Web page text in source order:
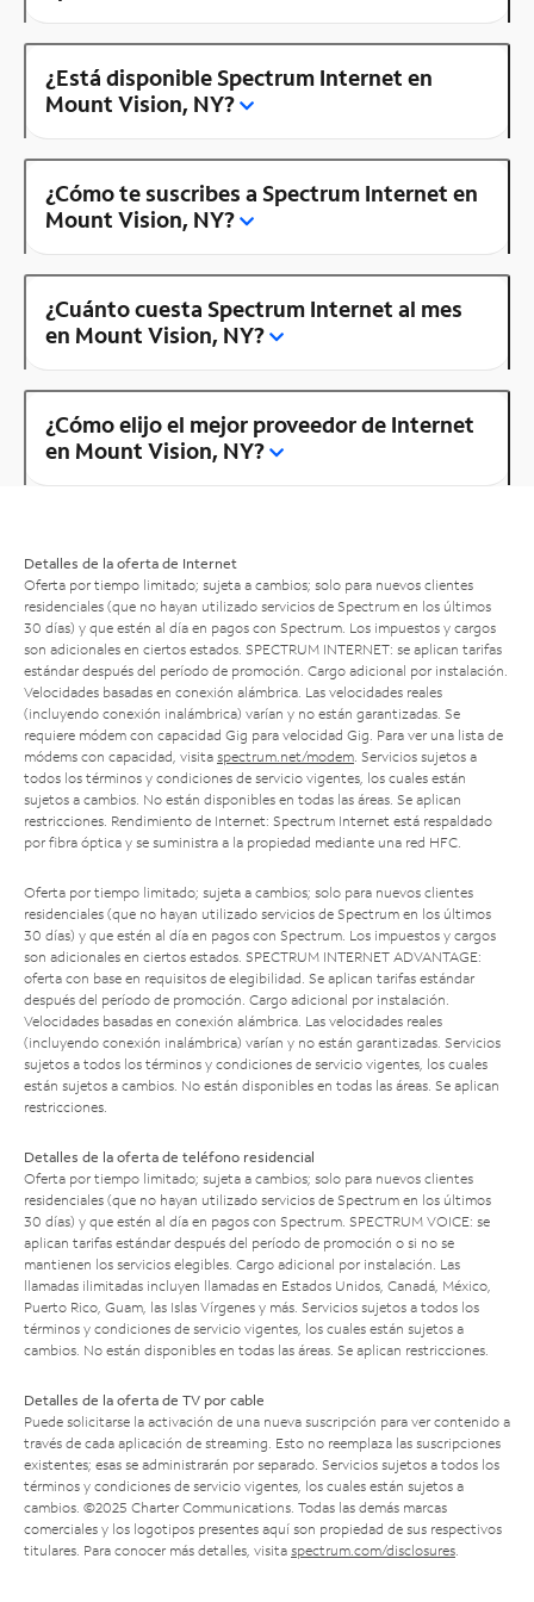
¿Está disponible Spectrum Internet en
Mount Vision, NY?
¿Cómo te suscribes a Spectrum Internet en
Mount Vision, NY?
¿Cuánto cuesta Spectrum Internet al mes
en Mount Vision, NY?
¿Cómo elijo el mejor proveedor de Internet
en Mount Vision, NY?
Detalles de la oferta de Internet
Oferta por tiempo limitado; sujeta a cambios; solo para nuevos clientes
residenciales (que no hayan utilizado servicios de Spectrum en los últimos
30 días) y que estén al día en pagos con Spectrum. Los impuestos y cargos
son adicionales en ciertos estados. SPECTRUM INTERNET: se aplican tarifas
estándar después del período de promoción. Cargo adicional por instalación.
Velocidades basadas en conexión alámbrica. Las velocidades reales
(incluyendo conexión inalámbrica) varían y no están garantizadas. Se
requiere módem con capacidad Gig para velocidad Gig. Para ver una lista de
módems con capacidad, visita spectrum.net/modem . Servicios sujetos a
todos los términos y condiciones de servicio vigentes, los cuales están
sujetos a cambios. No están disponibles en todas las áreas. Se aplican
restricciones. Rendimiento de Internet: Spectrum Internet está respaldado
por fibra óptica y se suministra a la propiedad mediante una red HFC.
Oferta por tiempo limitado; sujeta a cambios; solo para nuevos clientes
residenciales (que no hayan utilizado servicios de Spectrum en los últimos
30 días) y que estén al día en pagos con Spectrum. Los impuestos y cargos
son adicionales en ciertos estados. SPECTRUM INTERNET ADVANTAGE:
oferta con base en requisitos de elegibilidad. Se aplican tarifas estándar
después del período de promoción. Cargo adicional por instalación.
Velocidades basadas en conexión alámbrica. Las velocidades reales
(incluyendo conexión inalámbrica) varían y no están garantizadas. Servicios
sujetos a todos los términos y condiciones de servicio vigentes, los cuales
están sujetos a cambios. No están disponibles en todas las áreas. Se aplican
restricciones.
Detalles de la oferta de teléfono residencial
Oferta por tiempo limitado; sujeta a cambios; solo para nuevos clientes
residenciales (que no hayan utilizado servicios de Spectrum en los últimos
30 días) y que estén al día en pagos con Spectrum. SPECTRUM VOICE: se
aplican tarifas estándar después del período de promoción o si no se
mantienen los servicios elegibles. Cargo adicional por instalación. Las
llamadas ilimitadas incluyen llamadas en Estados Unidos, Canadá, México,
Puerto Rico, Guam, las Islas Vírgenes y más. Servicios sujetos a todos los
términos y condiciones de servicio vigentes, los cuales están sujetos a
cambios. No están disponibles en todas las áreas. Se aplican restricciones.
Detalles de la oferta de TV por cable
Puede solicitarse la activación de una nueva suscripción para ver contenido a
través de cada aplicación de streaming. Esto no reemplaza las suscripciones
existentes; esas se administrarán por separado. Servicios sujetos a todos los
términos y condiciones de servicio vigentes, los cuales están sujetos a
cambios. ©2025 Charter Communications. Todas las demás marcas
comerciales y los logotipos presentes aquí son propiedad de sus respectivos
titulares. Para conocer más detalles, visita spectrum.com/disclosures